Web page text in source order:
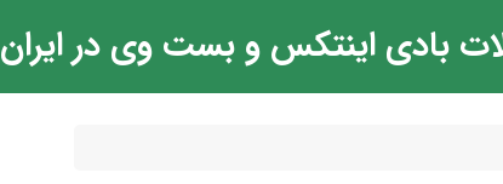
بادی اینتکس و بست وی در ایران